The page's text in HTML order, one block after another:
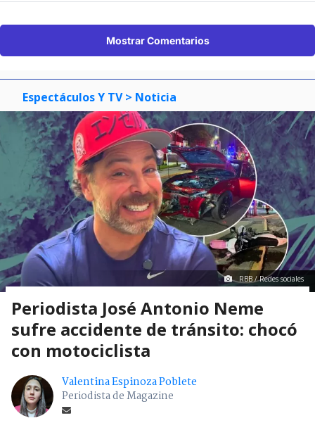
Mostrar Comentarios
Espectáculos Y TV > Noticia
RBB / Redes sociales
Periodista José Antonio Neme
sufre accidente de tránsito: chocó
con motociclista
Valentina Espinoza Poblete
Periodista de Magazine